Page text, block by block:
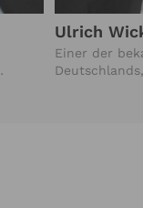
Ulrich
Einer der